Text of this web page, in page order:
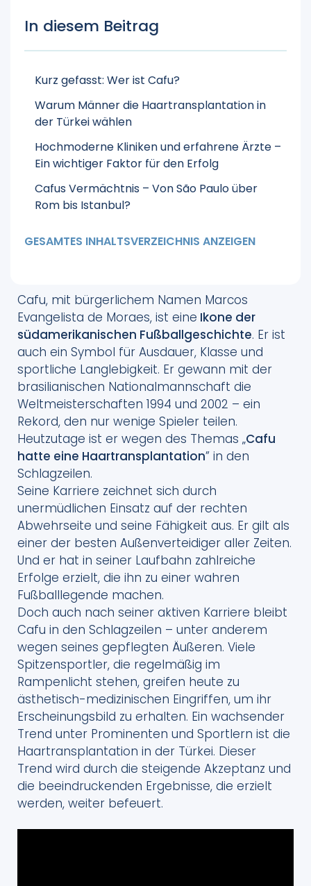
In diesem Beitrag
Kurz gefasst: Wer ist Cafu?
Warum Männer die Haartransplantation in
der Türkei wählen
Hochmoderne Kliniken und erfahrene Ärzte –
Ein wichtiger Faktor für den Erfolg
Cafus Vermächtnis – Von São Paulo über
Rom bis Istanbul?
GESAMTES INHALTSVERZEICHNIS ANZEIGEN
Cafu, mit bürgerlichem Namen Marcos
Evangelista de Moraes, ist eine Ikone der
südamerikanischen Fußballgeschichte. Er ist
auch ein Symbol für Ausdauer, Klasse und
sportliche Langlebigkeit. Er gewann mit der
brasilianischen Nationalmannschaft die
Weltmeisterschaften 1994 und 2002 – ein
Rekord, den nur wenige Spieler teilen.
Heutzutage ist er wegen des Themas „Cafu
hatte eine Haartransplantation” in den
Schlagzeilen.
Seine Karriere zeichnet sich durch
unermüdlichen Einsatz auf der rechten
Abwehrseite und seine Fähigkeit aus. Er gilt als
einer der besten Außenverteidiger aller Zeiten.
Und er hat in seiner Laufbahn zahlreiche
Erfolge erzielt, die ihn zu einer wahren
Fußballlegende machen.
Doch auch nach seiner aktiven Karriere bleibt
Cafu in den Schlagzeilen – unter anderem
wegen seines gepflegten Äußeren. Viele
Spitzensportler, die regelmäßig im
Rampenlicht stehen, greifen heute zu
ästhetisch-medizinischen Eingriffen, um ihr
Erscheinungsbild zu erhalten. Ein wachsender
Trend unter Prominenten und Sportlern ist die
Haartransplantation in der Türkei. Dieser
Trend wird durch die steigende Akzeptanz und
die beeindruckenden Ergebnisse, die erzielt
werden, weiter befeuert.